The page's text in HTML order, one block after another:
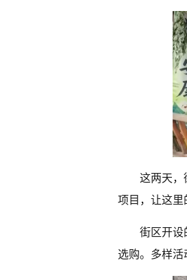
这两天，
项目，让这里
街区开设
选购。多样活